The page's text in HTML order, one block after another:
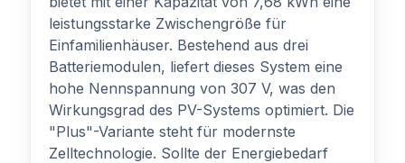
leistungsstarke Zwischengröße für
Einfamilienhäuser. Bestehend aus drei
Batteriemodulen, liefert dieses System eine
hohe Nennspannung von 307 V, was den
Wirkungsgrad des PV-Systems optimiert. Die
"Plus"-Variante steht für modernste
Zelltechnologie. Sollte der Energiebedarf